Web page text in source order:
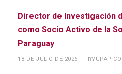
Director de Investigación
como Socio Activo de la
Paraguay
18 DE JULIO DE 2026 BYUPAP